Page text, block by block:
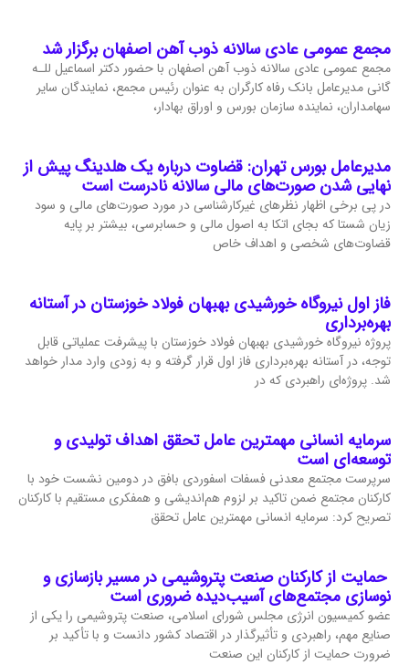
مجمع عمومی عادی سالانه ذوب آهن اصفهان برگزار شد
مجمع عمومی عادی سالانه ذوب آهن اصفهان با حضور دکتر اسماعیل للـه
گانی مدیرعامل بانک رفاه کارگران به عنوان رئیس مجمع، نمایندگان سایر
سهامداران، نماینده سازمان بورس و اوراق بهادار،
مدیرعامل بورس تهران: قضاوت درباره یک هلدینگ پیش از
نهایی شدن صورت‌های مالی سالانه نادرست است
در پی برخی اظهار نظرهای غیرکارشناسی در مورد صورت‌های مالی و سود
زیان شستا که بجای اتکا به اصول مالی و حسابرسی، بیشتر بر پایه
قضاوت‌‌های شخصی و اهداف خاص
فاز اول نیروگاه خورشیدی بهبهان فولاد خوزستان در آستانه
بهره‌برداری
پروژه نیروگاه خورشیدی بهبهان فولاد خوزستان با پیشرفت عملیاتی قابل‌
توجه، در آستانه بهره‌برداری فاز اول قرار گرفته و به‌ زودی وارد مدار خواهد
شد. پروژه‌ای راهبردی که در
سرمایه انسانی مهمترین عامل تحقق اهداف تولیدی و
توسعه‌ای است
سرپرست مجتمع معدنی فسفات اسفوردی بافق در دومین نشست خود با
کارکنان مجتمع ضمن تاکید بر لزوم هم‌اندیشی و همفکری مستقیم با کارکنان
تصریح کرد: سرمایه انسانی مهمترین عامل تحقق
حمایت از کارکنان صنعت پتروشیمی در مسیر بازسازی و
نوسازی مجتمع‌های آسیب‌دیده ضروری است
عضو کمیسیون انرژی مجلس شورای اسلامی، صنعت پتروشیمی را یکی از
صنایع مهم، راهبردی و تأثیرگذار در اقتصاد کشور دانست و با تأکید بر
ضرورت حمایت از کارکنان این صنعت